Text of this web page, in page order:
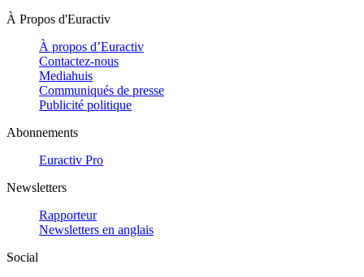
À Propos d'Euractiv
À propos d’Euractiv
Contactez-nous
Mediahuis
Communiqués de presse
Publicité politique
Abonnements
Euractiv Pro
Newsletters
Rapporteur
Newsletters en anglais
Social